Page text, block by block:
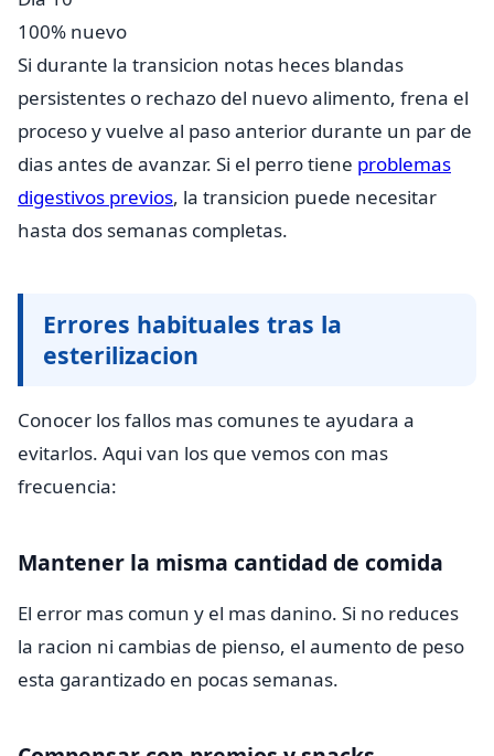
100% nuevo
Si durante la transicion notas heces blandas
persistentes o rechazo del nuevo alimento, frena el
proceso y vuelve al paso anterior durante un par de
dias antes de avanzar. Si el perro tiene problemas
digestivos previos, la transicion puede necesitar
hasta dos semanas completas.
Errores habituales tras la
esterilizacion
Conocer los fallos mas comunes te ayudara a
evitarlos. Aqui van los que vemos con mas
frecuencia:
Mantener la misma cantidad de comida
El error mas comun y el mas danino. Si no reduces
la racion ni cambias de pienso, el aumento de peso
esta garantizado en pocas semanas.